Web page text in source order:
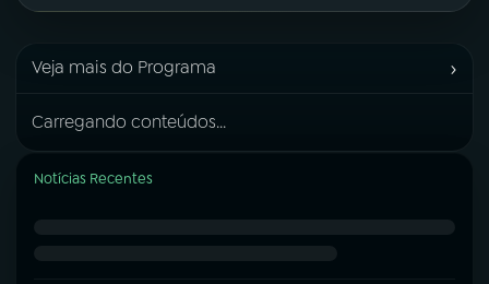
Veja mais do Programa ›
Carregando conteúdos...
Notícias Recentes